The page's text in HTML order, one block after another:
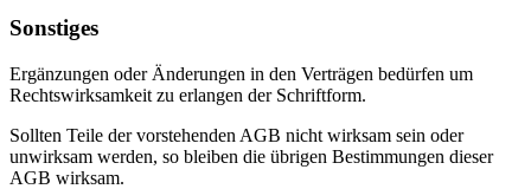
Sonstiges
Ergänzungen oder Änderungen in den Verträgen bedürfen um
Rechtswirksamkeit zu erlangen der Schriftform.
Sollten Teile der vorstehenden AGB nicht wirksam sein oder
unwirksam werden, so bleiben die übrigen Bestimmungen dieser
AGB wirksam.